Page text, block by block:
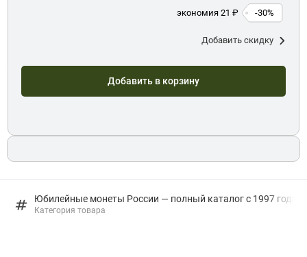
Юбилейные монеты России — полный каталог с 1997 года:
Категория товара
экономия 21 ₽ -30%
Добавить скидку
Добавить в корзину